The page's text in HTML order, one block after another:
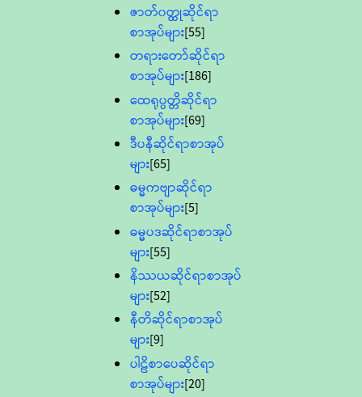
ဇာတ်၀တ္ထုဆိုင်ရာ
စာအုပ်များ[55]
တရားတော်ဆိုင်ရာ
စာအုပ်များ[186]
ထေရုပ္ပတ္တိဆိုင်ရာ
စာအုပ်များ[69]
ဒီပနီဆိုင်ရာစာအုပ်
များ[65]
ဓမ္မကဗျာဆိုင်ရာ
စာအုပ်များ[5]
ဓမ္မပဒဆိုင်ရာစာအုပ်
များ[55]
နိဿယဆိုင်ရာစာအုပ်
များ[52]
နီတိဆိုင်ရာစာအုပ်
များ[9]
ပါဠိစာပေဆိုင်ရာ
စာအုပ်များ[20]